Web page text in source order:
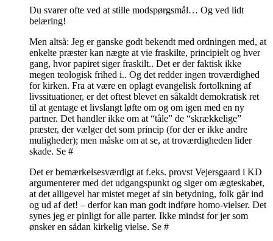
Du svarer ofte ved at stille modspørgsmål… Og ved lidt
belæring!
Men altså: Jeg er ganske godt bekendt med ordningen med, at
enkelte præster kan nægte at vie fraskilte, principielt og hver
gang, hvor papiret siger fraskilt.. Det er der faktisk ikke
megen teologisk frihed i.. Og det redder ingen troværdighed
for kirken. Fra at være en oplagt evangelisk fortolkning af
livssituationer, er det oftest blevet en såkaldt demokratisk ret
til at gentage et livslangt løfte om og om igen med en ny
partner. Det handler ikke om at “tåle” de “skrækkelige”
præster, der vælger det som princip (for der er ikke andre
muligheder); men måske om at se, at troværdigheden lider
skade. Se #
Det er bemærkelsesværdigt at f.eks. provst Vejersgaard i KD
argumenterer med det udgangspunkt og siger om ægteskabet,
at det alligevel har mistet meget af sin betydning, folk går ind
og ud af det! – derfor kan man godt indføre homo-vielser. Det
synes jeg er pinligt for alle parter. Ikke mindst for jer som
ønsker en sådan kirkelig vielse. Se #